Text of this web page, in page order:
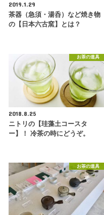
2019.1.29
茶器（急須・湯呑）など焼き物
の【日本六古窯】とは？
お茶の道具
2018.8.25
ニトリの【珪藻土コースタ
ー】！ 冷茶の時にどうぞ。
お茶の道具